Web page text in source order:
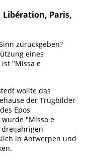
Paris,
zurückgeben?
eines
ist "Missa e
wollte das
der Trugbilder
Epos
wurde "Missa e
dreijährigen
in Antwerpen und